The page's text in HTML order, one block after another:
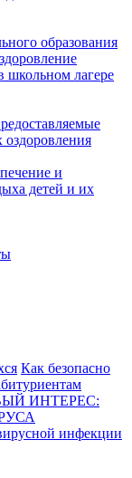
образования
школьном лагере
оздоровления
и
детей и их
Как безопасно
ИНТЕРЕС:
инфекции